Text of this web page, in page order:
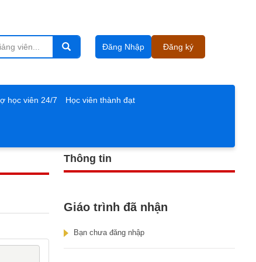
Đăng Nhập Đăng ký
học viên 24/7 Học viên thành đạt
Thông tin
Giáo trình đã nhận
Bạn chưa đăng nhập